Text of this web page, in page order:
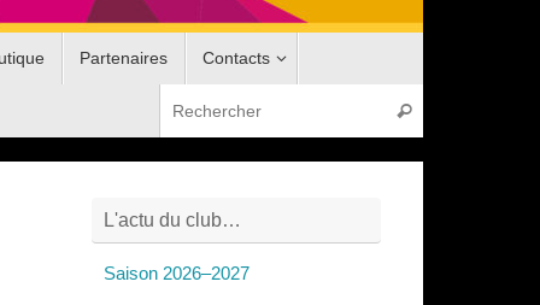
Partenaires Contacts
Rechercher
L'actu du club…
Saison 2026–2027